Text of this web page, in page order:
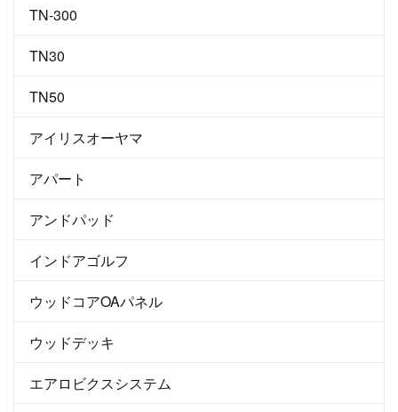
TN-300
TN30
TN50
アイリスオーヤマ
アパート
アンドパッド
インドアゴルフ
ウッドコアOAパネル
ウッドデッキ
エアロビクスシステム